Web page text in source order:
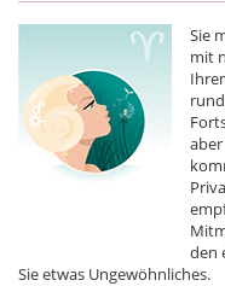
Sie
mit
den
Sie etwas Ungewöhnliches.